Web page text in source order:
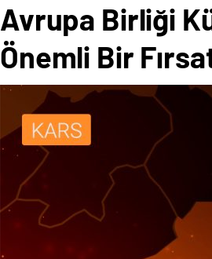
Avrupa Birliği
Önemli Bir